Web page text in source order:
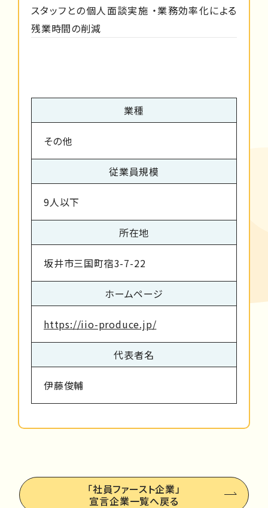
スタッフとの個人面談実施 ・業務効率化による
残業時間の削減
業種
その他
従業員規模
9人以下
所在地
坂井市三国町宿3-7-22
ホームページ
https://iio-produce.jp/
代表者名
伊藤俊輔
「社員ファースト企業」
宣言企業一覧へ戻る